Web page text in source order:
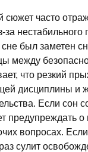
сюжет часто
за
был заметен
между
что резкий
дисциплины и
Если сон
предупреждать
вопросах.
сулит